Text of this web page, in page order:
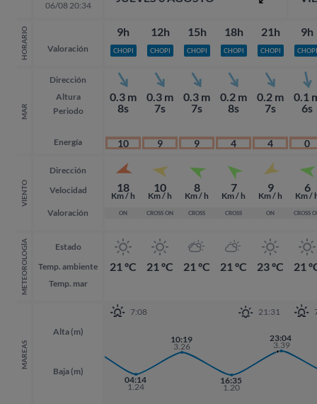
06/08 20:34
HORARIO Valoración
MAR
Dirección
Altura
Periodo
Energía
VIENTO
Dirección
Velocidad
Valoración
METEOROLOGÍA
Estado
Temp. ambiente
Temp. mar
MAREAS
Alta (m)
Baja (m)
9h
CHOPI
0.3 m
8s
10
18
Km / h
ON
21 ºC
12h
CHOPI
0.3 m
7s
9
10
Km / h
CROSS ON
21 ºC
15h
CHOPI
0.3 m
7s
9
8
Km / h
CROSS
21 ºC
18h
CHOPI
0.2 m
8s
4
7
Km / h
CROSS
21 ºC
21h
CHOPI
0.2 m
7s
4
9
Km / h
ON
23 ºC
7:08 21:31
21:57
04:14
1.24
10:19
3.26
16:35
1.20
23:04
3.39
9h
CHOPI
0.1
6s
0
6
Km /
CROSS
21
23:04
3.39